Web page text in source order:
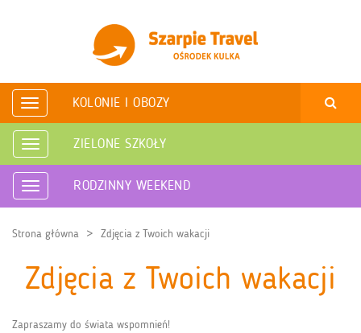
Rozwiń
nawigację
KOLONIE I OBOZY
Rozwiń
nawigację
ZIELONE SZKOŁY
Rozwiń
nawigację
RODZINNY WEEKEND
Strona główna Zdjęcia z Twoich wakacji
Zdjęcia z Twoich wakacji
Zapraszamy do świata wspomnień!